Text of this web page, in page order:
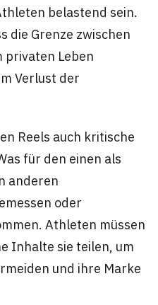
belastend sein.
die Grenze zwischen
privaten Leben
Verlust der
Reels auch kritische
für den einen als
anderen
oder
Athleten müssen
Inhalte sie teilen, um
und ihre Marke